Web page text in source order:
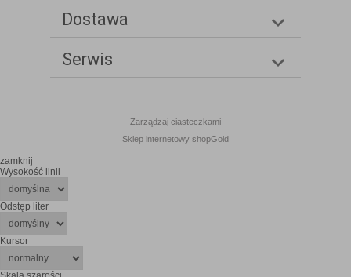
Dostawa
Serwis
Zarządzaj ciasteczkami
Sklep internetowy shopGold
zamknij
Wysokość linii
Odstęp liter
Kursor